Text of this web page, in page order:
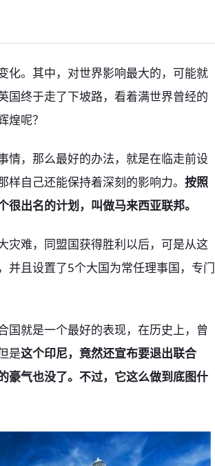
化。其中，对世界影响最大的，可能就
国终于走了下坡路，看着满世界曾经的
煌呢？
情，那么最好的办法，就是在临走前设
自己还能保持着深刻的影响力。 按照
出名的计划，叫做马来西亚联邦。
灾难，同盟国获得胜利以后，可是从这
并且设置了5个大国为常任理事国，专门
国就是一个最好的表现，在历史上，曾
是这个印尼，竟然还宣布要退出联合
豪气也没了。不过，它这么做到底图什